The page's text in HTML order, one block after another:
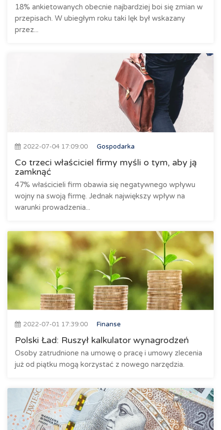
18% ankietowanych obecnie najbardziej boi się zmian w
przepisach. W ubiegłym roku taki lęk był wskazany
przez...
2022-07-04 17:09:00 Gospodarka
Co trzeci właściciel firmy myśli o tym, aby ją
zamknąć
47% właścicieli firm obawia się negatywnego wpływu
wojny na swoją firmę. Jednak największy wpływ na
warunki prowadzenia...
2022-07-01 17:39:00 Finanse
Polski Ład: Ruszył kalkulator wynagrodzeń
Osoby zatrudnione na umowę o pracę i umowy zlecenia
już od piątku mogą korzystać z nowego narzędzia.